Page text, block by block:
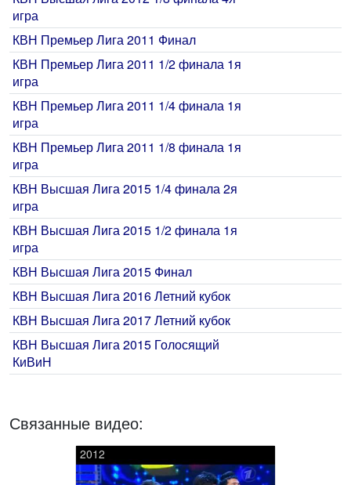
игра
КВН Премьер Лига 2011 Финал
КВН Премьер Лига 2011 1/2 финала 1я
игра
КВН Премьер Лига 2011 1/4 финала 1я
игра
КВН Премьер Лига 2011 1/8 финала 1я
игра
КВН Высшая Лига 2015 1/4 финала 2я
игра
КВН Высшая Лига 2015 1/2 финала 1я
игра
КВН Высшая Лига 2015 Финал
КВН Высшая Лига 2016 Летний кубок
КВН Высшая Лига 2017 Летний кубок
КВН Высшая Лига 2015 Голосящий
КиВиН
Связанные видео:
2012